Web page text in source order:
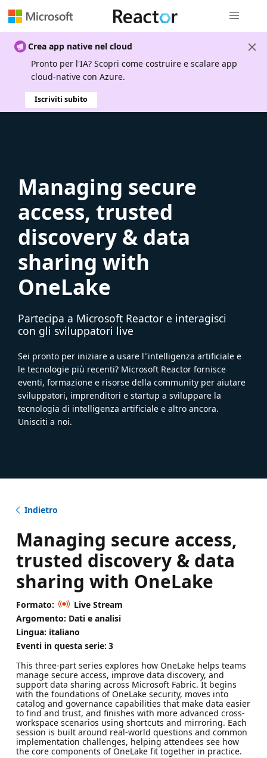
Crea app native nel cloud
Pronto per l'IA? Scopri come costruire e scalare app
cloud-native con Azure.
Iscriviti subito
Managing secure
access, trusted
discovery & data
sharing with
OneLake
Partecipa a Microsoft Reactor e interagisci
con gli sviluppatori live
Sei pronto per iniziare a usare l''intelligenza artificiale e
le tecnologie più recenti? Microsoft Reactor fornisce
eventi, formazione e risorse della community per aiutare
sviluppatori, imprenditori e startup a sviluppare la
tecnologia di intelligenza artificiale e altro ancora.
Unisciti a noi.
Indietro
Managing secure access,
trusted discovery & data
sharing with OneLake
Formato:
Live Stream
Argomento: Dati e analisi
Lingua: italiano
Eventi in questa serie: 3
This three-part series explores how OneLake helps teams
manage secure access, improve data discovery, and
support data sharing across Microsoft Fabric. It begins
with the foundations of OneLake security, moves into
catalog and governance capabilities that make data easier
to find and trust, and finishes with more advanced cross-
workspace scenarios using shortcuts and mirroring. Each
session is built around real‑world questions and common
implementation challenges, helping attendees see how
the core components of OneLake fit together in practice.